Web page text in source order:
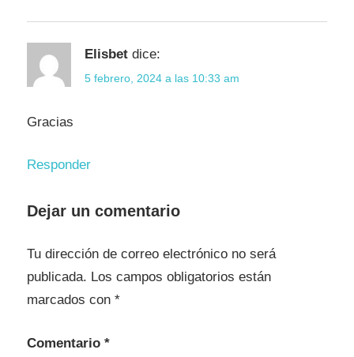
Elisbet dice:
5 febrero, 2024 a las 10:33 am
Gracias
Responder
Dejar un comentario
Tu dirección de correo electrónico no será
publicada. Los campos obligatorios están
marcados con *
Comentario *